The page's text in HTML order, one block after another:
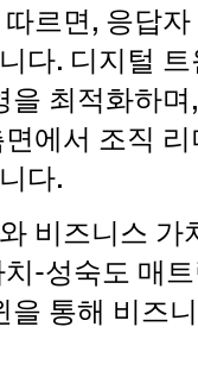
르면, 응답
다. 디지털
최적화하며
에서 조직
다.
비즈니스
-성숙도 매
통해 비즈